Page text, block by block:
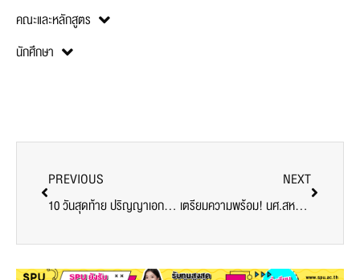
คณะและหลักสูตร
นักศึกษา
PREVIOUS
10 วันสุดท้าย ปริญญาเอกบัญชี SPU รับทุนการศึกษา 40,000 บาท
NEXT
เตรียมความพร้อม! นศ.สหกิจศึกษา SPU 3 วิทยาเขต สู่การปฎิบัติงานบริษัทข้ามชาติ กับวิทยากร USA